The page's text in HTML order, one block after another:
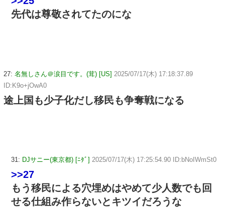
先代は尊敬されてたのにな
27: 名無しさん＠涙目です。(茸) [US] 2025/07/17(木) 17:18:37.89
ID:K9o+jOwA0
途上国も少子化だし移民も争奪戦になる
31: DJサニー(東京都) [ﾆﾀﾞ] 2025/07/17(木) 17:25:54.90 ID:bNoIWmSt0
>>27
もう移民による穴埋めはやめて少人数でも回
せる仕組み作らないとキツイだろうな